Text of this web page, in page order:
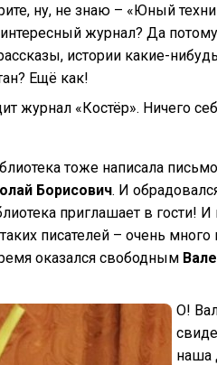
ну, не знаю – «Юный
журнал? Да
истории какие-
Ещё как!
журнал «Костёр». Ничего
тоже написала
Борисович. И
приглашает в гости! И
писателей – очень
оказался свободным
О!
наша